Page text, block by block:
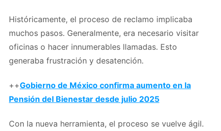
Históricamente, el proceso de reclamo implicaba
muchos pasos. Generalmente, era necesario visitar
oficinas o hacer innumerables llamadas. Esto
generaba frustración y desatención.
++Gobierno de México confirma aumento en la
Pensión del Bienestar desde julio 2025
Con la nueva herramienta, el proceso se vuelve ágil.